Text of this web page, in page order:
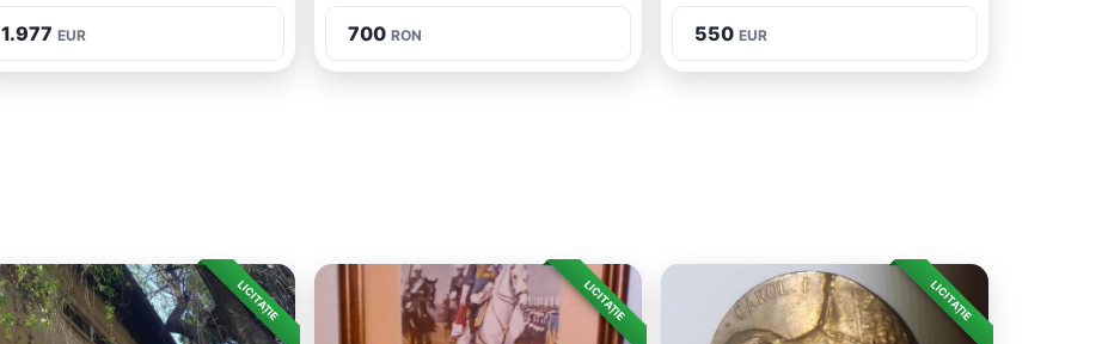
1.977 EUR 700 RON 550 EUR
LICITAȚIE LICITAȚIE LICITAȚIE